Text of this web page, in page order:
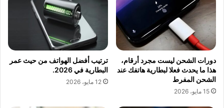
دورات الشحن ليست مجرد أرقام،
هذا ما يحدث فعلا لبطارية هاتفك عند
الشحن المفرط
15 مايو، 2026
ترتيب أفضل الهواتف من حيث عمر
البطارية في 2026.
12 مايو، 2026